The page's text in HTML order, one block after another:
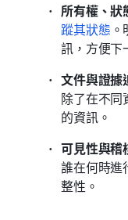
所有權、狀
蹤其狀態
訊，方便下
文件與證據
除了在不同
的資訊。
可見性與稽
誰在何時進
整性。